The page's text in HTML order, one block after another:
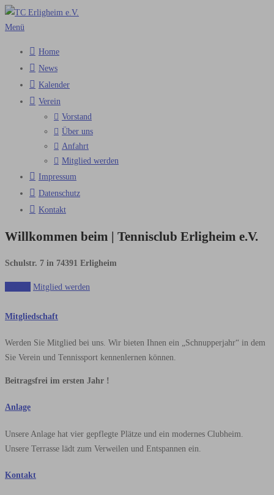
Zum
Inhalt
Menü
Home
News
Kalender
Verein
Vorstand
Über uns
Anfahrt
Mitglied werden
Impressum
Datenschutz
Kontakt
Willkommen beim | Tennisclub Erligheim e.V.
Schulstr. 7 in 74391 Erligheim
Mitglied werden
Mitgliedschaft
Werden Sie Mitglied bei uns. Wir bieten Ihnen ein „Schnupperjahr“ in dem
Sie Verein und Tennissport kennenlernen können.
Beitragsfrei im ersten Jahr !
Anlage
Unsere Anlage hat vier gepflegte Plätze und ein modernes Clubheim.
Unsere Terrasse lädt zum Verweilen und Entspannen ein.
Kontakt